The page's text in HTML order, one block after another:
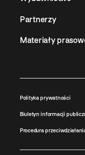
Partnerzy
Materiały
Polityka prywatności
Biuletyn informacji
Procedura